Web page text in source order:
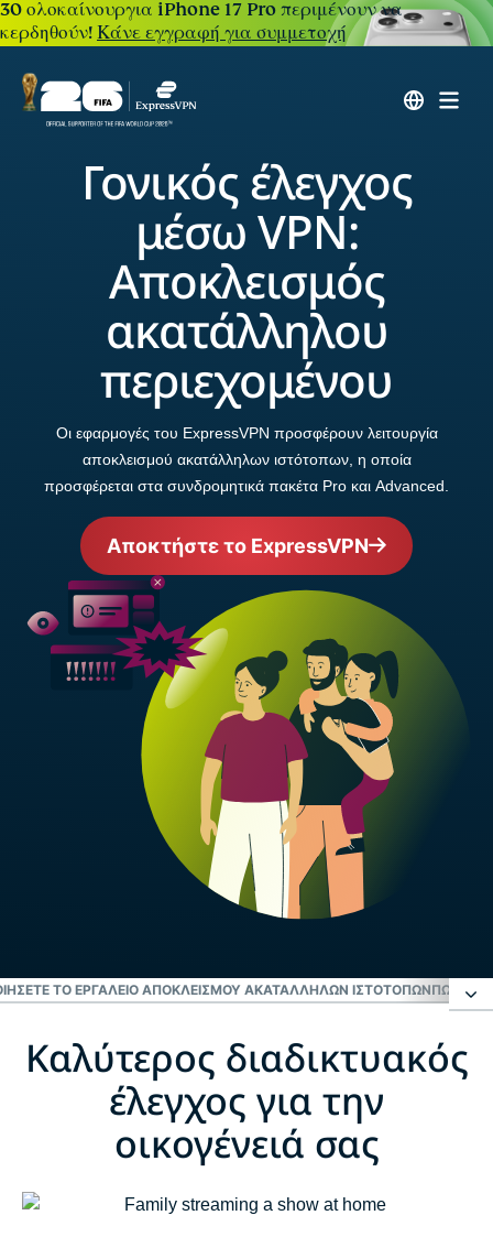
30 ολοκαίνουργια iPhone 17 Pro περιμένουν να
κερδηθούν!Κάνε εγγραφή για συμμετοχή
Γονικός έλεγχος
μέσω VPN:
Αποκλεισμός
ακατάλληλου
περιεχομένου
Οι εφαρμογές του ExpressVPN προσφέρουν λειτουργία
αποκλεισμού ακατάλληλων ιστότοπων, η οποία
προσφέρεται στα συνδρομητικά πακέτα Pro και Advanced.
Αποκτήστε το ExpressVPN
ΤΟ ΕΡΓΑΛΕΊΟ ΑΠΟΚΛΕΙΣΜΟΎ ΑΚΑΤΆΛΛΗΛΩΝ ΙΣΤΌΤΟΠΩΝΠΏΣ
Καλύτερος διαδικτυακός έλεγχος για την
οικογένειά σας
Πώς να ενεργοποιήσετε και να απενεργοποιήσετε το
Καλύτερος διαδικτυακός
έλεγχος για την
οικογένειά σας